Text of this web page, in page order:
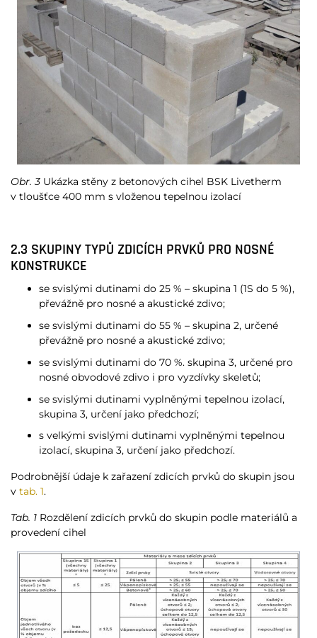
Obr. 3 Ukázka stěny z betonových cihel BSK Livetherm
v tloušťce 400 mm s vloženou tepelnou izolací
2.3 SKUPINY TYPŮ ZDICÍCH PRVKŮ PRO NOSNÉ
KONSTRUKCE
se svislými dutinami do 25 % – skupina 1 (1S do 5 %),
převážně pro nosné a akustické zdivo;
se svislými dutinami do 55 % – skupina 2, určené
převážně pro nosné a akustické zdivo;
se svislými dutinami do 70 %. skupina 3, určené pro
nosné obvodové zdivo i pro vyzdívky skeletů;
se svislými dutinami vyplněnými tepelnou izolací,
skupina 3, určení jako předchozí;
s velkými svislými dutinami vyplněnými tepelnou
izolací, skupina 3, určení jako předchozí.
Podrobnější údaje k zařazení zdicích prvků do skupin jsou
v tab. 1.
Tab. 1 Rozdělení zdicích prvků do skupin podle materiálů a
provedení cihel